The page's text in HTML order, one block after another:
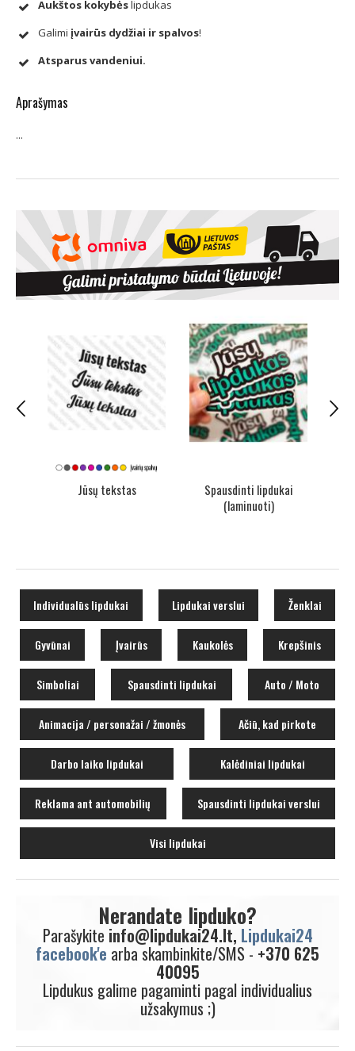
Jūsų tekstas
Spausdinti lipdukai
(laminuoti)
Aukštos kokybėslipdukas
Galimi įvairūs dydžiai ir spalvos!
Atsparus vandeniui.
Aprašymas
...
Individualūs lipdukai Lipdukai verslui Ženklai
Gyvūnai Įvairūs Kaukolės Krepšinis
Simboliai Spausdinti lipdukai Auto / Moto
Animacija / personažai / žmonės Ačiū, kad pirkote
Darbo laiko lipdukai Kalėdiniai lipdukai
Reklama ant automobilių Spausdinti lipdukai verslui
Visi lipdukai
Nerandate lipduko?
Parašykite info@lipdukai24.lt, Lipdukai24
facebook'e arba skambinkite/SMS -+370 625
40095
Lipdukus galime pagaminti pagal individualius
užsakymus ;)